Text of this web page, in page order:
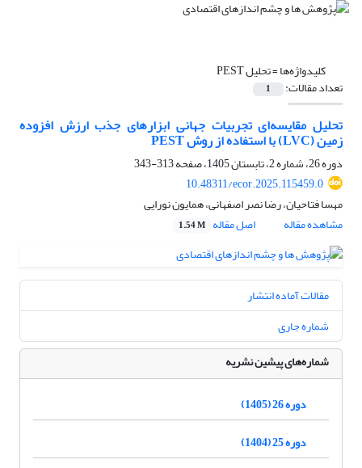
کلیدواژه‌ها =تحلیل PEST
تعداد مقالات: 1
تحلیل مقایسه‌ای تجربیات جهانی ابزارهای جذب ارزش افزوده
زمین (LVC) با استفاده از روش PEST
دوره 26، شماره 2، تابستان 1405، صفحه
313-343
10.48311/ecor.2025.115459.0
مهسا فتاحیان، رضا نصر اصفهانی، همایون نورایی
مشاهده مقاله
اصل مقاله 1.54 M
مقالات آماده انتشار
شماره جاری
شماره‌های پیشین نشریه
دوره 26 (1405)
دوره 25 (1404)